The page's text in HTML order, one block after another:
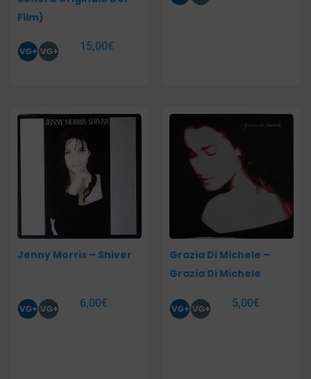
Film)
15,00€
Jenny Morris – Shiver
6,00€
Grazia Di Michele –
Grazia Di Michele
5,00€